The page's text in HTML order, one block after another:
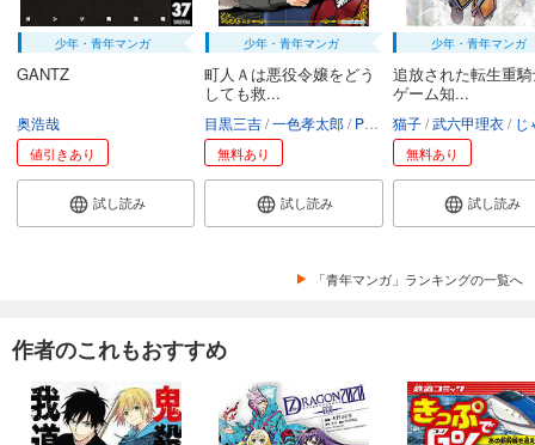
少年・青年マンガ
GANTZ
奥浩哉
値引きあり
試し読み
少年・青年マンガ
町人Ａは悪役令嬢をどう
しても救...
目黒三吉 一色孝太郎 Parum
無料あり
試し読み
少年・青年マンガ
追放された転生重
ゲーム知...
猫子 武六甲理衣 じゃ
無料あり
試し読み
「青年マンガ」ランキングの一覧へ
作者のこれもおすすめ